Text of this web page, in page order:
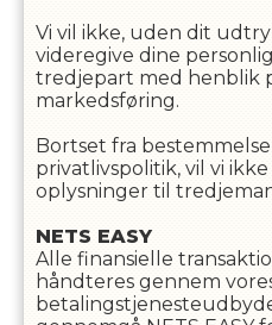
Vi vil ikke, uden dit
videregive dine
tredjepart med henblik
markedsføring.
Bortset fra
privatlivspolitik, vil vi
oplysninger til
NETS EASY
Alle finansielle
håndteres gennem